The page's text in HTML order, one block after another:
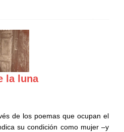
la luna
de los poemas que ocupan el
su condición como mujer –y